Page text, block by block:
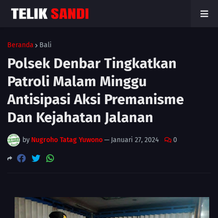
Beranda Bali
Polsek Denbar Tingkatkan
Patroli Malam Minggu
Antisipasi Aksi Premanisme
Dan Kejahatan Jalanan
by Nugroho Tatag Yuwono— Januari 27, 2024 0